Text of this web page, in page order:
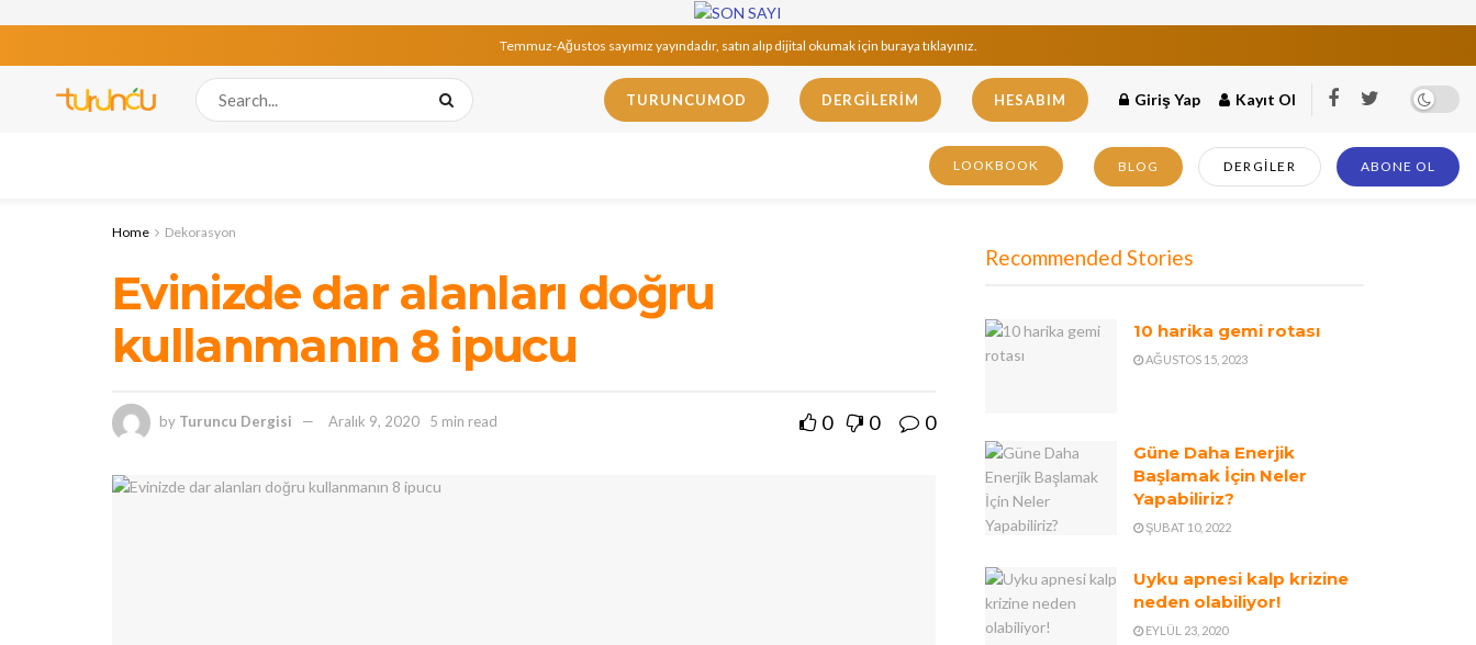
Temmuz-Ağustos sayımız yayındadır, satın alıp dijital okumak için buraya tıklayınız.
TURUNCUMOD DERGILERIM HESABIM Giriş Yap Kayıt Ol
LOOKBOOK BLOG DERGILER ABONE OL
Home Dekorasyon
Evinizde dar alanları doğru
kullanmanın 8 ipucu
by Turuncu Dergisi Aralık 9, 2020 5 min read 0 0 0
Recommended Stories
10 harika gemi rotası
AĞUSTOS 15, 2023
Güne Daha Enerjik
Başlamak İçin Neler
Yapabiliriz?
ŞUBAT 10, 2022
Uyku apnesi kalp krizine
neden olabiliyor!
EYLÜL 23, 2020